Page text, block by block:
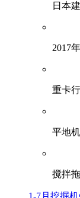
日本
2017
重卡
平地
搅拌